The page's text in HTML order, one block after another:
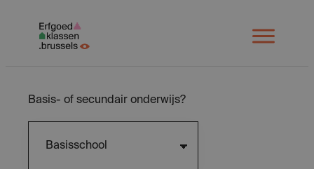
Open
menu
Basis- of secundair onderwijs?